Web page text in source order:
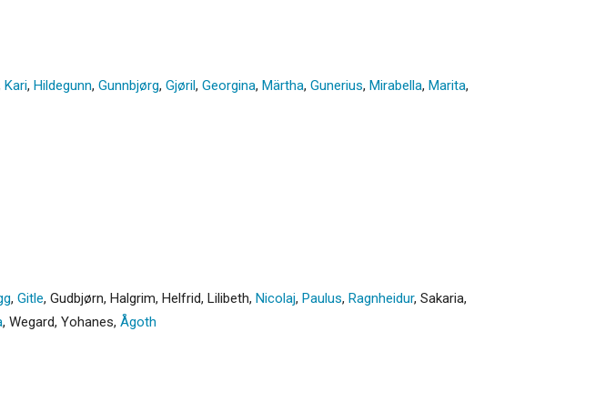
Kari, Hildegunn, Gunnbjørg, Gjøril, Georgina, Märtha, Gunerius, Mirabella, Marita,
, Gitle, Gudbjørn, Halgrim, Helfrid, Lilibeth, Nicolaj, Paulus, Ragnheidur, Sakaria,
, Wegard, Yohanes, Ågoth